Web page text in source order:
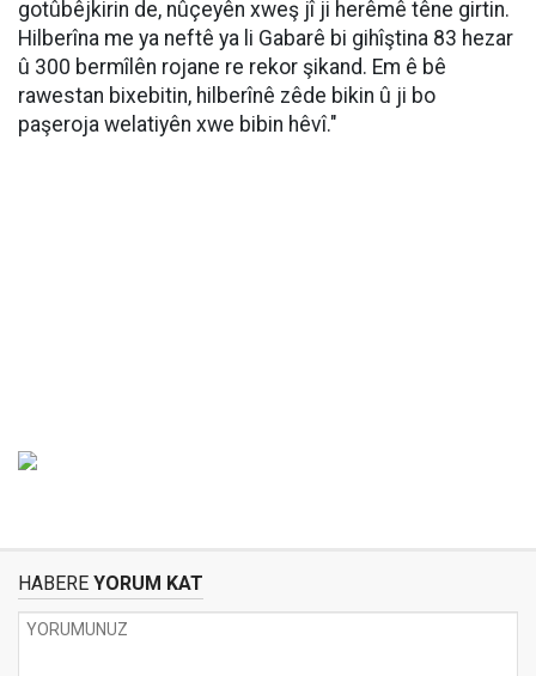
gotûbêjkirin de, nûçeyên xweş jî ji herêmê têne girtin.
Hilberîna me ya neftê ya li Gabarê bi gihîştina 83 hezar
û 300 bermîlên rojane re rekor şikand. Em ê bê
rawestan bixebitin, hilberînê zêde bikin û ji bo
paşeroja welatiyên xwe bibin hêvî."